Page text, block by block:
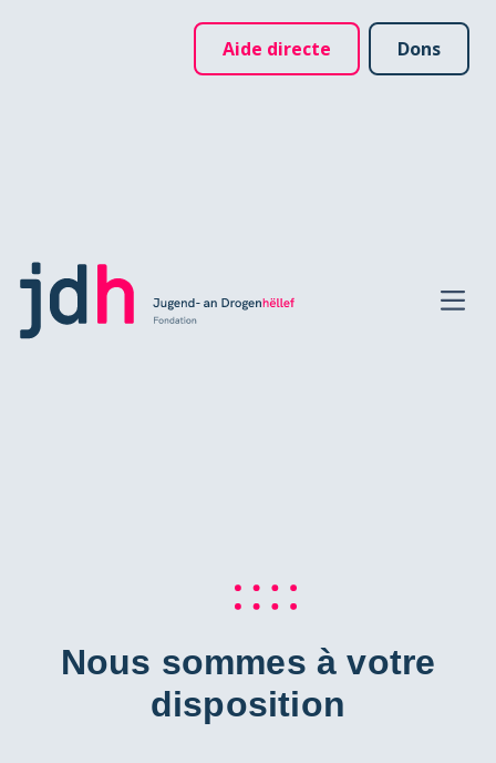
Aide directe Dons
Nous sommes à votre
disposition